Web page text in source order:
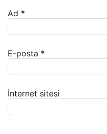
Ad *
E-posta *
İnternet sitesi